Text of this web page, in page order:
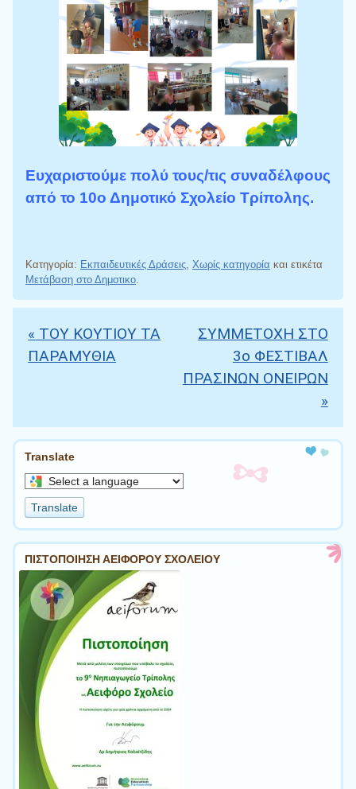
Ευχαριστούμε πολύ τους/τις συναδέλφους
από το 10ο Δημοτικό Σχολείο Τρίπολης.
Κατηγορία: Εκπαιδευτικές Δράσεις, Χωρίς κατηγορία και ετικέτα
Μετάβαση στο Δημοτικο.
Πλοήγηση άρθρων
« ΤΟΥ ΚΟΥΤΙΟΥ ΤΑ
ΠΑΡΑΜΥΘΙΑ
ΣΥΜΜΕΤΟΧΗ ΣΤΟ
3ο ΦΕΣΤΙΒΑΛ
ΠΡΑΣΙΝΩΝ ΟΝΕΙΡΩΝ
»
Translate
Select
a
language
to
translate
this
page
Translate
ΠΙΣΤΟΠΟΙΗΣΗ ΑΕΙΦΟΡΟΥ ΣΧΟΛΕΙΟΥ